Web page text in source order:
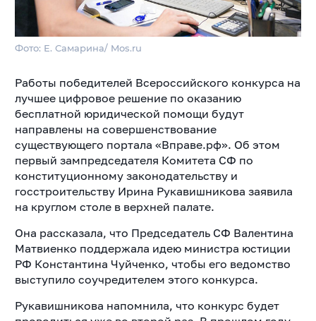
Фото: Е. Самарина/ Mos.ru
Работы победителей Всероссийского конкурса на
лучшее цифровое решение по оказанию
бесплатной юридической помощи будут
направлены на совершенствование
существующего портала «Вправе.рф». Об этом
первый зампредседателя Комитета СФ по
конституционному законодательству и
госстроительству Ирина Рукавишникова заявила
на круглом столе в верхней палате.
Она рассказала, что Председатель СФ Валентина
Матвиенко поддержала идею министра юстиции
РФ Константина Чуйченко, чтобы его ведомство
выступило соучредителем этого конкурса.
Рукавишникова напомнила, что конкурс будет